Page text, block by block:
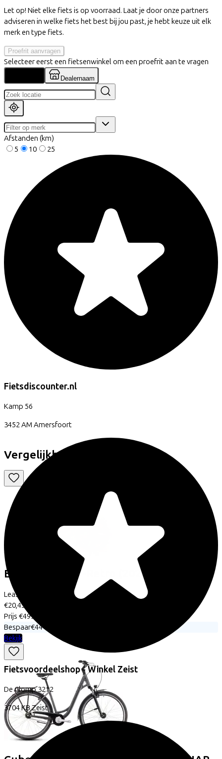
Let op! Niet elke fiets is op voorraad. Laat je door onze partners
adviseren in welke fiets het best bij jou past, je hebt keuze uit elk
merk en type fiets.
Proefrit aanvragen
Selecteer eerst een fietsenwinkel om een proefrit aan te vragen
Dealernaam
Afstanden (km)
5
10 25
Fietsdiscounter.nl
Kamp 56
3452 AM Amersfoort
Fietsvoordeelshop - Winkel Zeist
De Clomp3212
3704 KBZeist
Vergelijkbare fietsen
Excelsior Swan-Retro (2025)
Leaseprijs p/m vanaf
€20,45
Prijs €499,95
Bespaar€444,29
Bekijk